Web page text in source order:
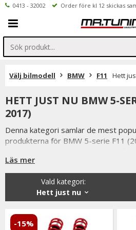
0413 - 32002 Order före kl 12 skickas
Välj bilmodell BMW F11 Hett
HETT JUST NU BMW 5-
2017)
Denna kategori samlar de mest
produkterna för BMW 5-serie F11
uppgradera bilens utseende,
BMW F11 är touring-versionen av
kombinerar modern design, hög
Modellen är populär både som
och tekniska uppgraderingar.
Läs mer
Vald kategori:
Hett just nu
-15%